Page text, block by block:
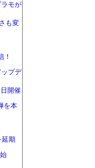
ラモが
も変
！
ップデ
開催
を本
延期